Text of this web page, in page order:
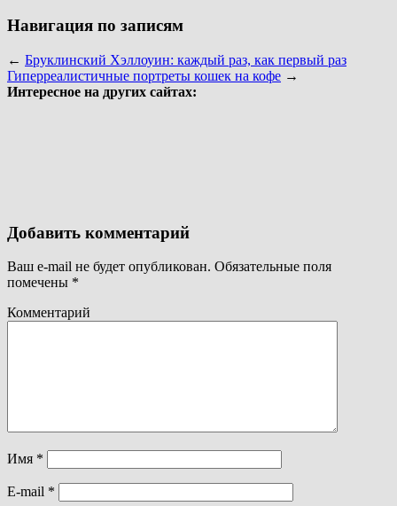
Навигация по записям
← Бруклинский Хэллоуин: каждый раз, как первый раз
Гиперреалистичные портреты кошек на кофе →
Интересное на других сайтах:
Добавить комментарий
Ваш e-mail не будет опубликован. Обязательные поля
помечены *
Комментарий
Имя *
E-mail *